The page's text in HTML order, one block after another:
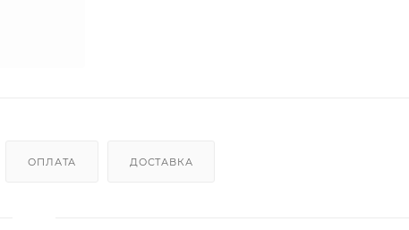
ОПЛАТА ДОСТАВКА